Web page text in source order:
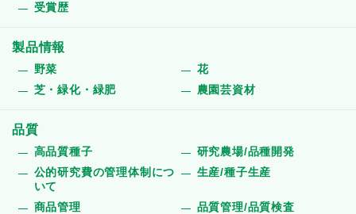
受賞歴
製品情報
野菜
花
芝・緑化・緑肥
農園芸資材
品質
高品質種子
研究農場/品種開発
公的研究費の管理体制につ
いて
生産/種子生産
商品管理 品質管理/品質検査